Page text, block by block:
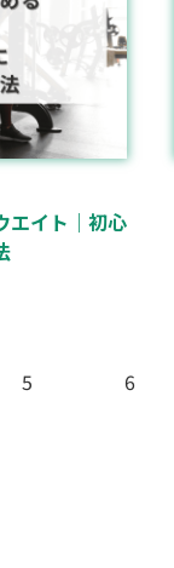
エイト｜初心
5 6